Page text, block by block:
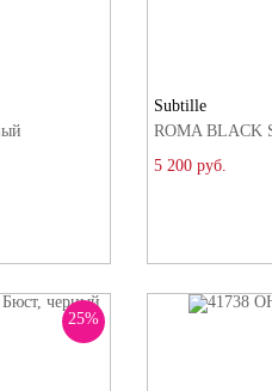
Subtille
ROMA BLACK
5 200 руб.
25%